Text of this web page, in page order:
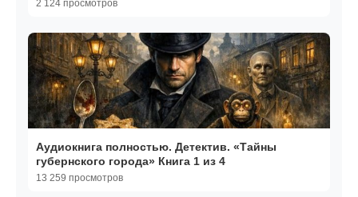
2 124 просмотров
Аудиокнига полностью. Детектив. «Тайны
губернского города» Книга 1 из 4
13 259 просмотров